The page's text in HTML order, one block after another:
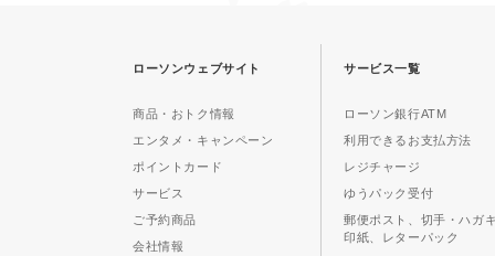
ローソンウェブサイト
商品・おトク情報
エンタメ・キャンペーン
ポイントカード
サービス
ご予約商品
会社情報
サービス一覧
ローソン銀行ATM
利用できるお支払方法
レジチャージ
ゆうパック受付
郵便ポスト、切手・ハガ
印紙、レターパック